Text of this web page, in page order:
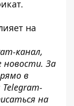
на
канал,
За
в
на